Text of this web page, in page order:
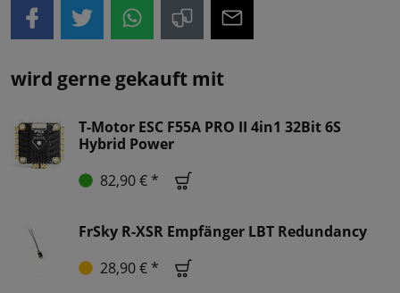
wird gerne gekauft mit
T-Motor ESC F55A PRO II 4in1 32Bit 6S
Hybrid Power
82,90 € *
FrSky R-XSR Empfänger LBT Redundancy
28,90 € *